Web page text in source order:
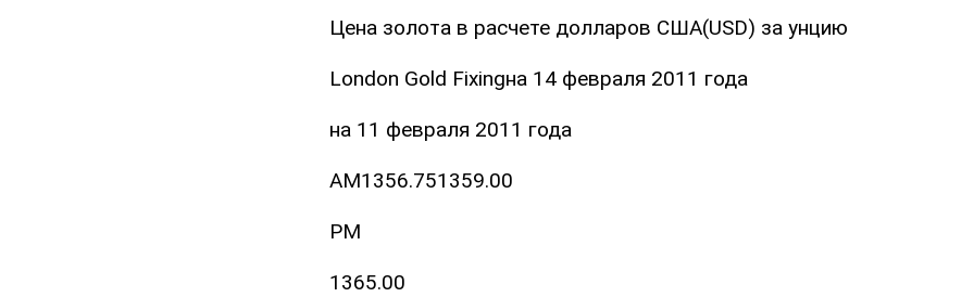
Цена золота в расчете долларов США(USD) за унцию
London Gold Fixingна 14 февраля 2011 года
на 11 февраля 2011 года
AM1356.751359.00
PM
1365.00